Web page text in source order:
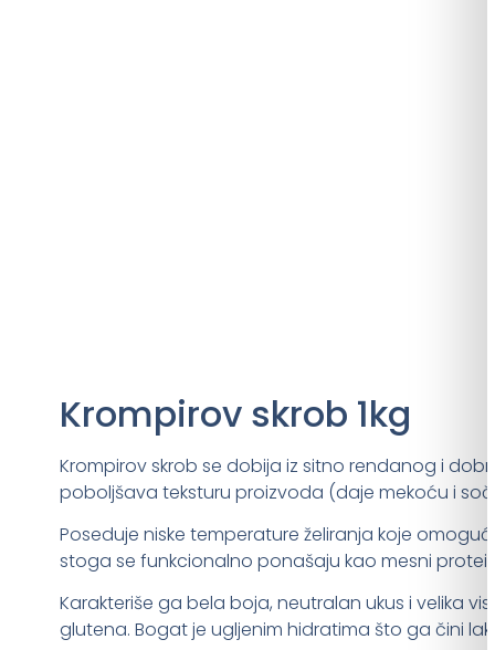
Krompirov skrob 1kg
Krompirov skrob se dobija iz sitno rendanog i
poboljšava teksturu proizvoda (daje mekoću i
Poseduje niske temperature želiranja koje
stoga se funkcionalno ponašaju kao mesni
Karakteriše ga bela boja, neutralan ukus i velika
glutena. Bogat je ugljenim hidratima što ga čini